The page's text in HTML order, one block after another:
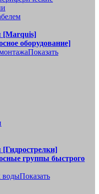
[Marquis]
оборудование]
Показать
[Гидрострелки]
группы быстрого
водыПоказать